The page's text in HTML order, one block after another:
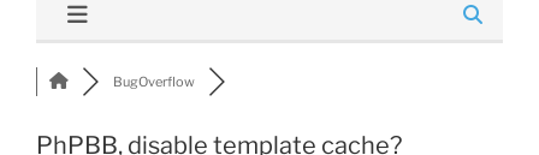
BugOverflow
PhPBB, disable template cache?